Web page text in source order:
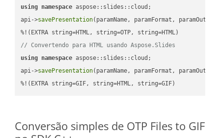
using namespace aspose::slides::cloud;
api->savePresentation(paramName, paramFormat,
// Convertendo para HTML usando Aspose.Slides
using namespace aspose::slides::cloud;
api->savePresentation(paramName, paramFormat,
%!(EXTRA string=GIF, string=HTML, string=GIF)
Conversão simples de OTP Files to GIF